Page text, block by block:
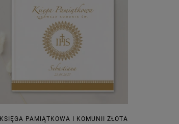
KSIĘGA PAMIĄTKOWA I KOMUNII ZŁOTA